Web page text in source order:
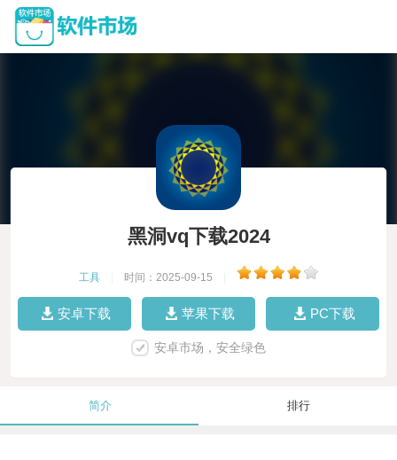
黑洞vq下载2024
工具 时间：2025-09-15
安卓下载 苹果下载 PC下载
安卓市场，安全绿色
简介 排行